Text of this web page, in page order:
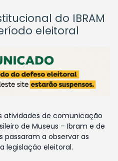
do IBRAM
eleitoral
atividades de comunicação
de Museus – Ibram e de
passaram a observar as
legislação eleitoral.